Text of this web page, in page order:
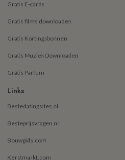
Gratis E-cards
Gratis films downloaden
Gratis Kortingsbonnen
Gratis Muziek Downloaden
Gratis Parfum
Links
Bestedatingsites.nl
Besteprijsvragen.nl
Bouwgids.com
Kerstmarkt.com